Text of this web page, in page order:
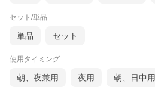
セット/単品
単品 セット
使用タイミング
朝、夜兼用 夜用 朝、日中用